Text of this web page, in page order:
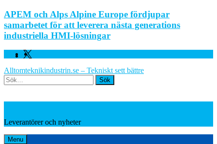
APEM och Alps Alpine Europe fördjupar
samarbetet för att leverera nästa generations
industriella HMI-lösningar
Facebook
Twitter
Alltomteknikindustrin.se – Tekniskt sett bättre
Search
Leverantörer och nyheter
Menu